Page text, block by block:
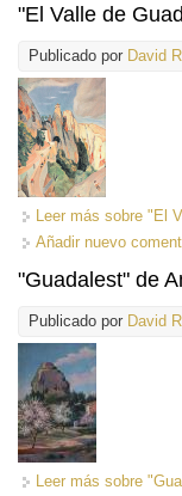
"El Valle de
Publicado por David
Leer más sobre "El
Añadir nuevo
"Guadalest" de
Publicado por David
Leer más sobre